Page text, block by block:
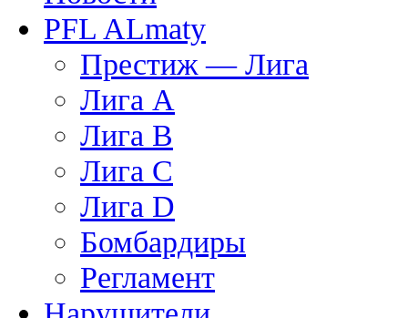
PFL ALmaty
Престиж — Лига
Лига А
Лига В
Лига С
Лига D
Бомбардиры
Регламент